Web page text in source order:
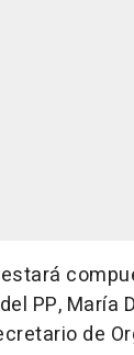
PP, María
de